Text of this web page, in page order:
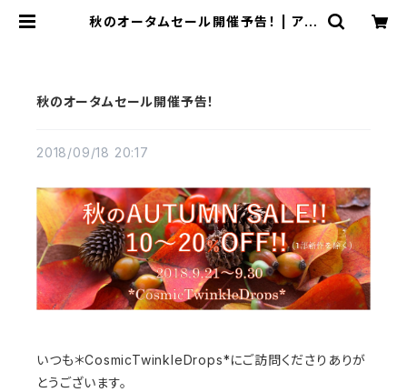
秋のオータムセール開催予告！ | アン
秋のオータムセール開催予告！
2018/09/18 20:17
いつも＊CosmicTwinkleDrops*にご訪問くださりありが
とうございます。